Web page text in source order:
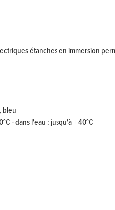
étanches en immersion
bleu
- dans l'eau : jusqu'à + 40°C